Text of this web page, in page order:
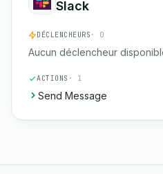
Slack
DÉCLENCHEURS · 0
Aucun déclencheur
ACTIONS · 1
Send Message